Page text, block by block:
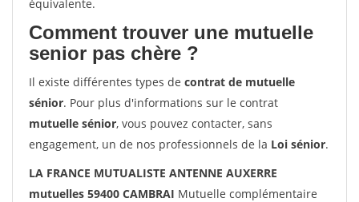
équivalente.
Comment trouver une mutuelle
senior pas chère ?
Il existe différentes types de contrat de mutuelle
sénior. Pour plus d'informations sur le contrat
mutuelle sénior, vous pouvez contacter, sans
engagement, un de nos professionnels de la Loi sénior.
LA FRANCE MUTUALISTE ANTENNE AUXERRE
mutuelles 59400 CAMBRAI Mutuelle complémentaire